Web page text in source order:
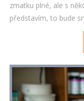
zmatku plné, ale s
představím, to bude
metody, jak udržovat
vaši každodenní
úsměv zářivý a zdravý!